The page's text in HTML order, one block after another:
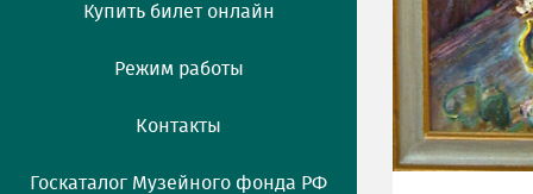
Купить билет онлайн
Режим работы
Контакты
Госкаталог Музейного фонда РФ